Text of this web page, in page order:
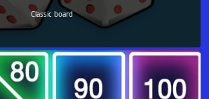
Classic board